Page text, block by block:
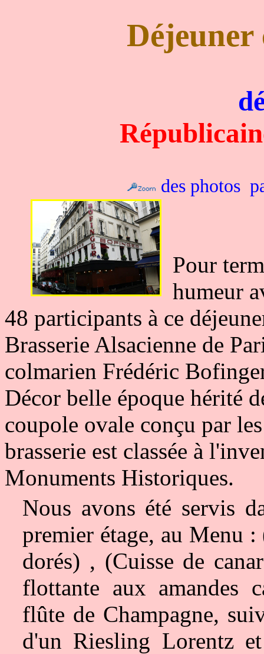
Déjeuner
des photos
Pour
humeur
48 participants à ce
Brasserie Alsacienne de
colmarien Frédéric
Décor belle époque hérité
coupole ovale conçu par
brasserie est classée à
Monuments Historiques.
Nous avons été servis
premier étage, au Menu
dorés) , (Cuisse de
flottante aux amandes
flûte de Champagne,
d'un Riesling Lorentz